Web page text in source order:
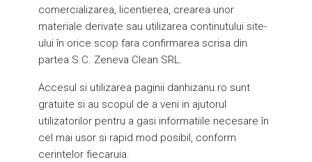
comercializarea, licentierea, crearea unor
materiale derivate sau utilizarea continutului site-
ului în orice scop fara confirmarea scrisa din
partea S.C. Zeneva Clean SRL.
Accesul si utilizarea paginii danhizanu.ro sunt
gratuite si au scopul de a veni in ajutorul
utilizatorilor pentru a gasi informatiile necesare în
cel mai usor si rapid mod posibil, conform
cerintelor fiecaruia.